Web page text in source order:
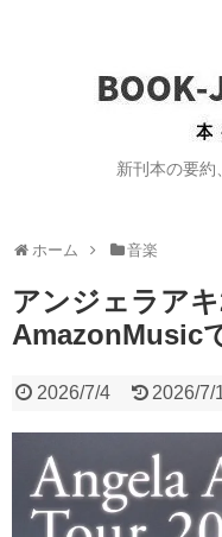
新刊本の要約
ホーム 音楽
アンジェラアキ
AmazonMusic
2026/7/4 2026/7/